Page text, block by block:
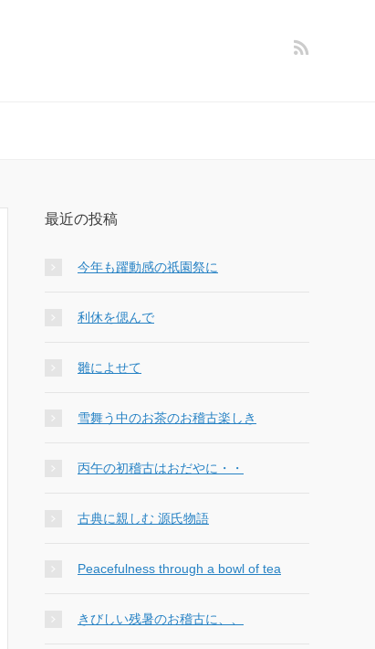
最近の投稿
今年も躍動感の祇園祭に
利休を偲んで
雛によせて
雪舞う中のお茶のお稽古楽しき
丙午の初稽古はおだやに・・
古典に親しむ 源氏物語
Peacefulness through a bowl of tea
きびしい残暑のお稽古に、、